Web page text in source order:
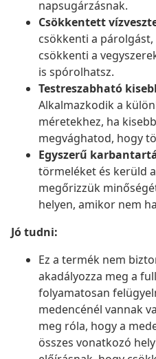
napsugárzásnak.
Csökkentett
csökkenti a
csökkenti a
is spórolhatsz.
Testreszabható
Alkalmazkodik a
méretekhez, ha
megvághatod, hogy
Egyszerű
törmeléket és kerüld
megőrizzük
helyen, amikor nem
Jó tudni:
Ez a termék nem
akadályozza meg a
folyamatosan
medencénél vannak
meg róla, hogy a
összes vonatkozó